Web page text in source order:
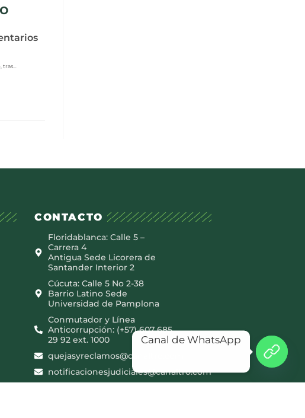
tras…
CONTACTO
Floridablanca: Calle 5 –
Carrera 4
Antigua Sede Licorera de
Santander Interior 2
Cúcuta: Calle 5 No 2-38
Barrio Latino Sede
Universidad de Pamplona
Conmutador y Línea
Anticorrupción: (+57) 607 685
29 92 ext. 1000
quejasyreclamos@canaltro.com
notificacionesjudiciales@canaltro.com
Canal de WhatsApp